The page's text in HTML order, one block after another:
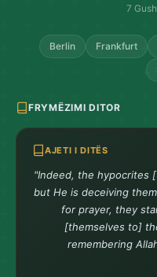
7
Berlin Frankfurt
FRYMËZIMI DITOR
AJETI I DITËS
"Indeed, the hypocrites
but He is deceiving
for prayer, they
[themselves to]
remembering